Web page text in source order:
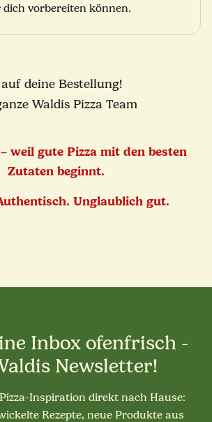
vorbereiten können.
deine Bestellung!
Waldis Pizza Team
weil gute Pizza mit den besten
Zutaten beginnt.
Unglaublich gut.
Inbox ofenfrisch -
Newsletter!
Inspiration direkt nach Hause:
Rezepte, neue Produkte aus